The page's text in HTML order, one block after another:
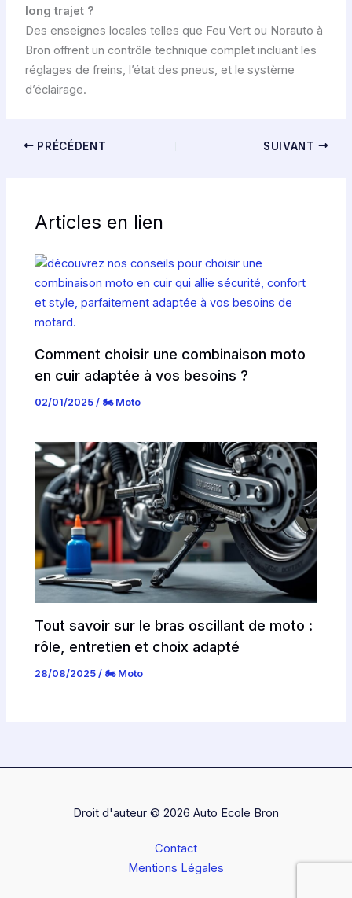
long trajet ?
Des enseignes locales telles que Feu Vert ou Norauto à
Bron offrent un contrôle technique complet incluant les
réglages de freins, l’état des pneus, et le système
d’éclairage.
PRÉCÉDENT SUIVANT
Articles en lien
Comment choisir une combinaison moto
en cuir adaptée à vos besoins ?
02/01/2025/ 🏍️ Moto
Tout savoir sur le bras oscillant de moto :
rôle, entretien et choix adapté
28/08/2025/ 🏍️ Moto
Droit d'auteur © 2026 Auto Ecole Bron
Contact
Mentions Légales